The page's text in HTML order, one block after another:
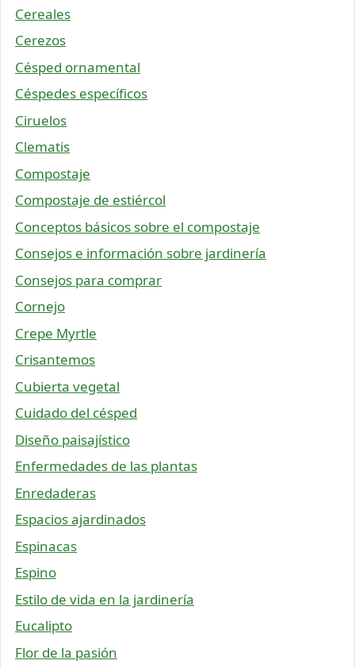
Cereales
Cerezos
Césped ornamental
Céspedes específicos
Ciruelos
Clematis
Compostaje
Compostaje de estiércol
Conceptos básicos sobre el compostaje
Consejos e información sobre jardinería
Consejos para comprar
Cornejo
Crepe Myrtle
Crisantemos
Cubierta vegetal
Cuidado del césped
Diseño paisajístico
Enfermedades de las plantas
Enredaderas
Espacios ajardinados
Espinacas
Espino
Estilo de vida en la jardinería
Eucalipto
Flor de la pasión